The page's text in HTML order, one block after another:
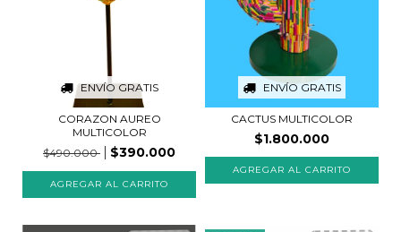
ENVÍO GRATIS
CORAZON AUREO
MULTICOLOR
$490.000
$390.000
ENVÍO GRATIS
CACTUS MULTICOLOR
$1.800.000